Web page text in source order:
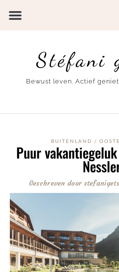
Stéfani
Bewust leven. Actief
BUITENLAND /
Puur
Geschreven door